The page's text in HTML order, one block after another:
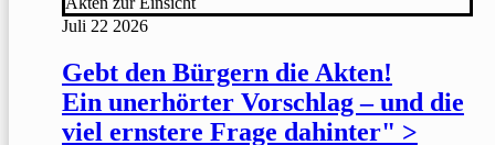
Juli 22 2026
Gebt den Bürgern die Akten!
Ein unerhörter Vorschlag – und die
viel ernstere Frage dahinter" >